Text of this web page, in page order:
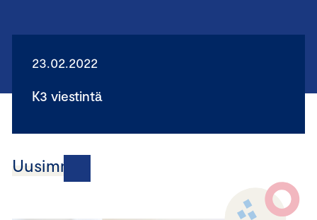
23.02.2022
K3 viestintä
Uusimmat